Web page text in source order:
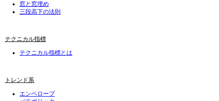
窓と窓埋め
三段高下の法則
テクニカル指標
テクニカル指標とは
トレンド系
エンベロープ